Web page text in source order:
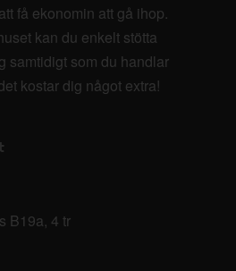
få ekonomin att gå ihop.
kan du enkelt stötta
samtidigt som du handlar
kostar dig något extra!
B19a, 4 tr